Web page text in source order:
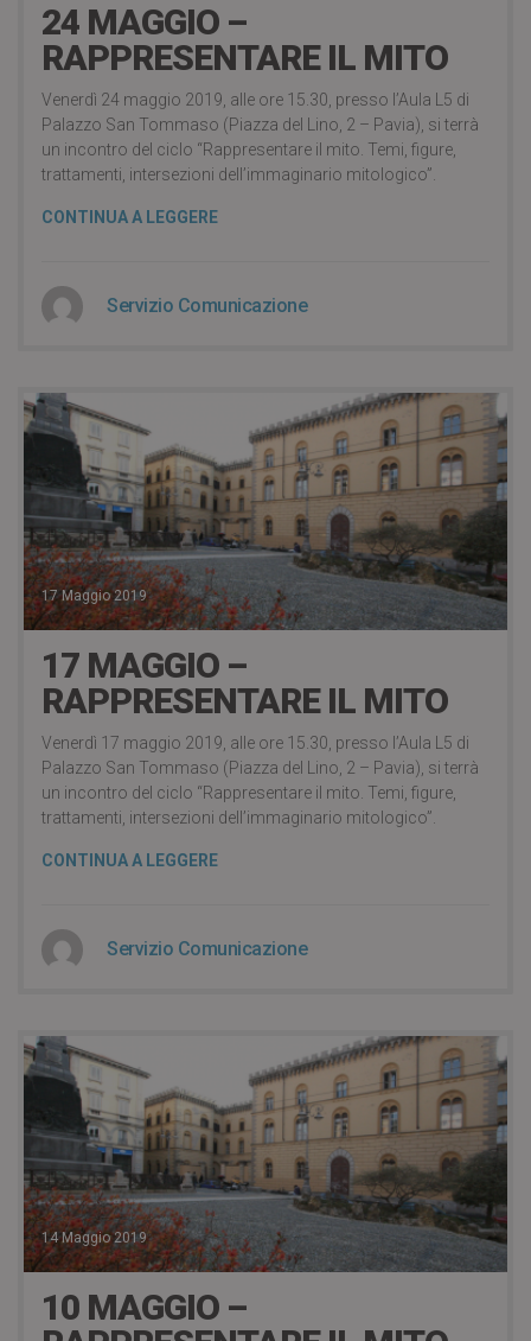
24 MAGGIO –
RAPPRESENTARE IL MITO
Venerdì 24 maggio 2019, alle ore 15.30, presso l’Aula L5 di
Palazzo San Tommaso (Piazza del Lino, 2 – Pavia), si terrà
un incontro del ciclo “Rappresentare il mito. Temi, figure,
trattamenti, intersezioni dell’immaginario mitologico”.
CONTINUA A LEGGERE
Servizio Comunicazione
17 Maggio 2019
17 MAGGIO –
RAPPRESENTARE IL MITO
Venerdì 17 maggio 2019, alle ore 15.30, presso l’Aula L5 di
Palazzo San Tommaso (Piazza del Lino, 2 – Pavia), si terrà
un incontro del ciclo “Rappresentare il mito. Temi, figure,
trattamenti, intersezioni dell’immaginario mitologico”.
CONTINUA A LEGGERE
Servizio Comunicazione
14 Maggio 2019
10 MAGGIO –